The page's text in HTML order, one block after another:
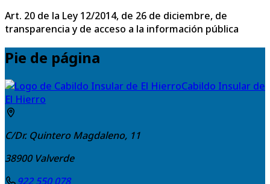
Art. 20 de la Ley 12/2014, de 26 de diciembre, de
transparencia y de acceso a la información pública
Pie de página
Cabildo Insular de
El Hierro
C/Dr. Quintero Magdaleno, 11
38900 Valverde
922 550 078